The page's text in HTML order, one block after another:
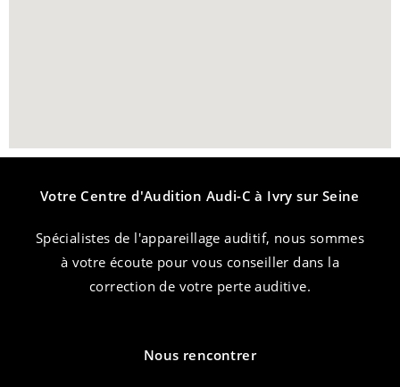
Votre Centre d'Audition Audi-C à Ivry sur Seine
Spécialistes de l'appareillage auditif, nous sommes
à votre écoute pour vous conseiller dans la
correction de votre perte auditive.
Nous rencontrer